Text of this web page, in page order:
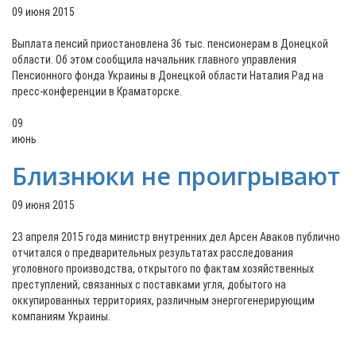
09 июня 2015
Выплата пенсий приостановлена 36 тыс. пенсионерам в Донецкой
области. Об этом сообщила начальник главного управления
Пенсионного фонда Украины в Донецкой области Наталия Рад на
пресс-конференции в Краматорске.
09
июнь
Близнюки не проигрывают
09 июня 2015
23 апреля 2015 года министр внутренних дел Арсен Аваков публично
отчитался о предварительных результатах расследования
уголовного производства, открытого по фактам хозяйственных
преступлений, связанных с поставками угля, добытого на
оккупированных территориях, различным энергогенерирующим
компаниям Украины.